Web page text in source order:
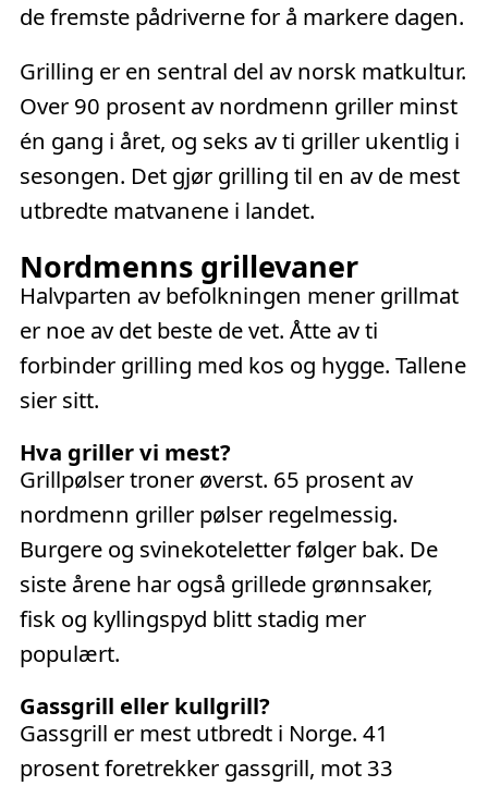
de fremste pådriverne for å markere dagen.
Grilling er en sentral del av norsk matkultur.
Over 90 prosent av nordmenn griller minst
én gang i året, og seks av ti griller ukentlig i
sesongen. Det gjør grilling til en av de mest
utbredte matvanene i landet.
Nordmenns grillevaner
Halvparten av befolkningen mener grillmat
er noe av det beste de vet. Åtte av ti
forbinder grilling med kos og hygge. Tallene
sier sitt.
Hva griller vi mest?
Grillpølser troner øverst. 65 prosent av
nordmenn griller pølser regelmessig.
Burgere og svinekoteletter følger bak. De
siste årene har også grillede grønnsaker,
fisk og kyllingspyd blitt stadig mer
populært.
Gassgrill eller kullgrill?
Gassgrill er mest utbredt i Norge. 41
prosent foretrekker gassgrill, mot 33